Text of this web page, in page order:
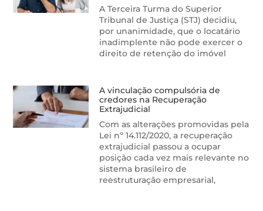
A Terceira Turma do Superior
Tribunal de Justiça (STJ) decidiu,
por unanimidade, que o locatário
inadimplente não pode exercer o
direito de retenção do imóvel
A vinculação compulsória de
credores na Recuperação
Extrajudicial
Com as alterações promovidas pela
Lei nº 14.112/2020, a recuperação
extrajudicial passou a ocupar
posição cada vez mais relevante no
sistema brasileiro de
reestruturação empresarial,